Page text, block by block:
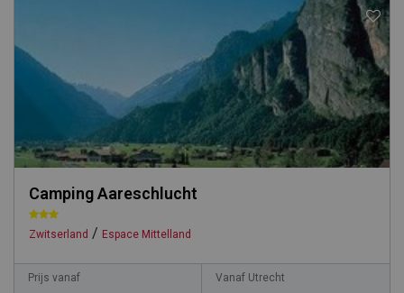
Camping Aareschlucht
Zwitserland / Espace Mittelland
Prijs vanaf
Vanaf Utrecht